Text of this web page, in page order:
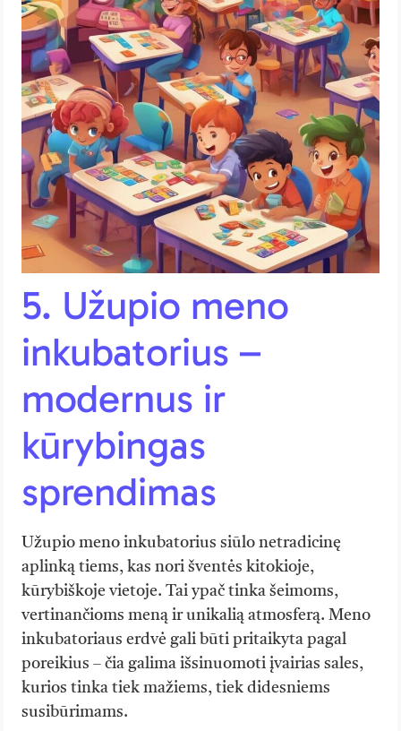
5. Užupio meno
inkubatorius –
modernus ir
kūrybingas
sprendimas
Užupio meno inkubatorius siūlo netradicinę
aplinką tiems, kas nori šventės kitokioje,
kūrybiškoje vietoje. Tai ypač tinka šeimoms,
vertinančioms meną ir unikalią atmosferą. Meno
inkubatoriaus erdvė gali būti pritaikyta pagal
poreikius – čia galima išsinuomoti įvairias sales,
kurios tinka tiek mažiems, tiek didesniems
susibūrimams.